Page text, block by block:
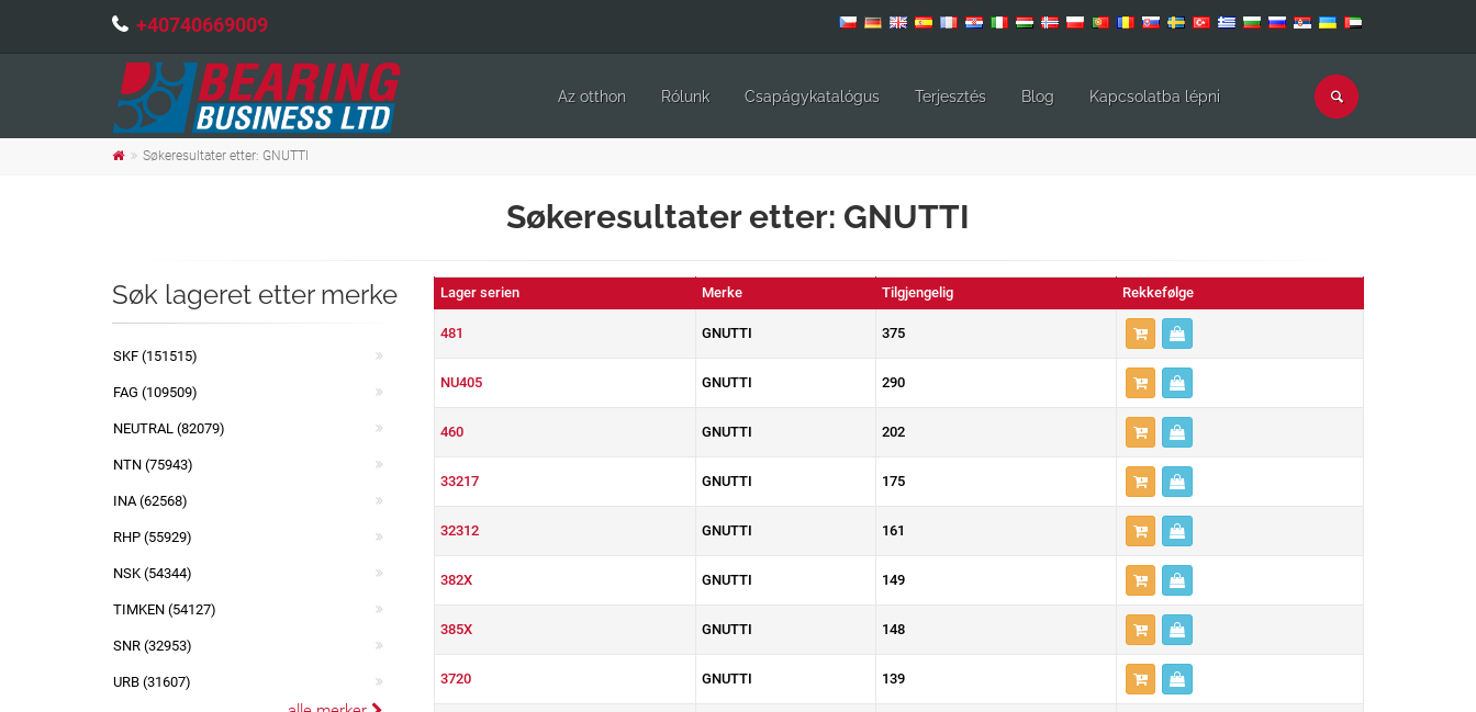
+40740669009
Az otthon Rólunk Csapágykatalógus Terjesztés Blog Kapcsolatba lépni
Søkeresultater etter: GNUTTI
Søkeresultater etter: GNUTTI
Lager serien Merke Tilgjengelig Rekkefølge
481 GNUTTI 375
NU405 GNUTTI 290
460 GNUTTI 202
33217 GNUTTI 175
32312 GNUTTI 161
382X GNUTTI 149
385X GNUTTI 148
3720 GNUTTI 139
Søk lageret etter merke
SKF (151515)
FAG (109509)
NEUTRAL (82079)
NTN (75943)
INA (62568)
RHP (55929)
NSK (54344)
TIMKEN (54127)
SNR (32953)
URB (31607)